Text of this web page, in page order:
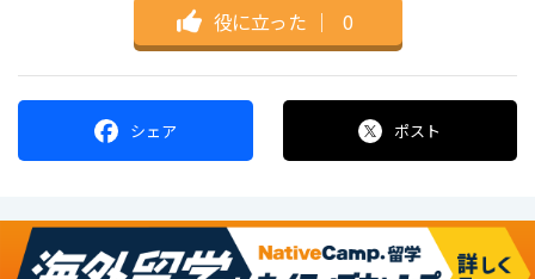
役に立った ｜ 0
シェア ポスト